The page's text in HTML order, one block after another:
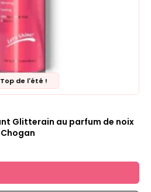
Top de l'été !
Glitterain au parfum de noix
Chogan